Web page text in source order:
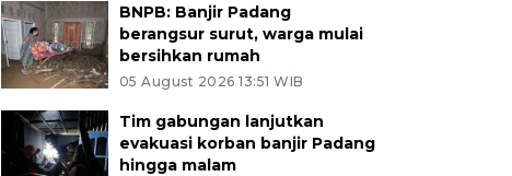
BNPB: Banjir Padang
berangsur surut, warga mulai
bersihkan rumah
05 August 2026 13:51 WIB
Tim gabungan lanjutkan
evakuasi korban banjir Padang
hingga malam